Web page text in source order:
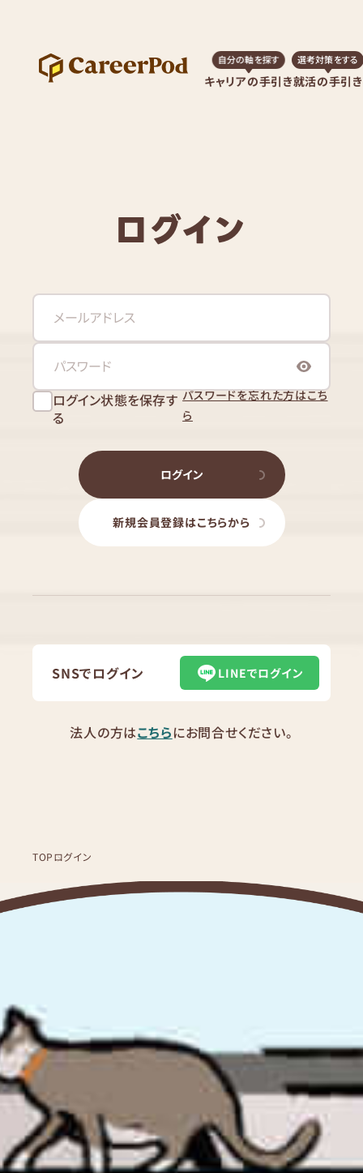
キャリアの手引き
自分の軸を探す
就活の手引き
選考対策をする
ログイン
ログイン状態を保存す
る
パスワードを忘れた方はこち
ら
ログイン
新規会員登録はこちらから
SNSでログイン LINEでログイン
法人の方はこちらにお問合せください。
TOPログイン